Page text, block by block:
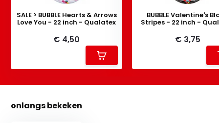
SALE > BUBBLE Hearts & Arrows
Love You - 22 inch - Qualatex
€ 4,50
BUBBLE Valentine's
Stripes - 22 inch -
€ 3,75
onlangs bekeken